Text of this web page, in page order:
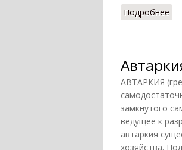
Подробнее
АВТАРКИЯ
замкнутого
ведущее к
автаркия
хозяйства.